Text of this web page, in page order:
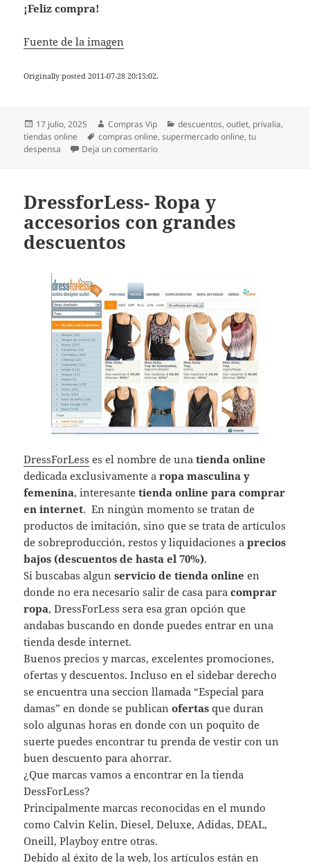
¡Feliz compra!
Fuente de la imagen
Originally posted 2011-07-28 20:15:02.
Publicado
el
17 julio, 2025 Autor
Compras Vip Categorías
descuentos,outlet, privalia,
tiendas online
Etiquetas
compras online,supermercado online,tu
despensa
Deja un comentarioen Tu Despensa- Supermercado
DressforLess- Ropa y
accesorios con grandes
descuentos
DressForLess es el nombre de unatienda online
dedicada exclusivamente aropa masculina y
femenina, interesantetienda online para comprar
en internet. En ningún momento se tratan de
productos de imitación, sino que se trata de artículos
de sobreproducción, restos y liquidaciones aprecios
bajos (descuentos de hasta el 70%).
Si buscabas algunservicio de tienda online en
donde no era necesario salir de casa paracomprar
ropa, DressForLess sera esa gran opción que
andabas buscando en donde puedes entrar en una
tienda desde internet.
Buenos precios y marcas, excelentes promociones,
ofertas y descuentos. Incluso en el sidebar derecho
se encuentra una seccion llamada “Especial para
damas” en donde se publicanofertas que duran
solo algunas horas en donde con un poquito de
suerte puedes encontrar tu prenda de vestir con un
buen descuento para ahorrar.
¿Que marcas vamos a encontrar en la tienda
DessForLess?
Principalmente marcas reconocidas en el mundo
como Calvin Kelin, Diesel, Deluxe, Adidas, DEAL,
Oneill, Playboy entre otras.
Debido al éxito de la web, los artículos están en